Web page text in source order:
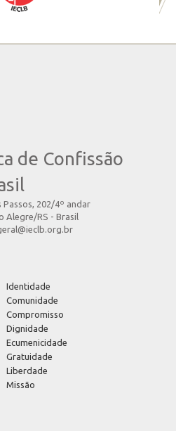
de Confissão
Passos, 202/4º andar
Alegre/RS - Brasil
Identidade
Comunidade
Compromisso
Dignidade
Ecumenicidade
Gratuidade
Liberdade
Missão